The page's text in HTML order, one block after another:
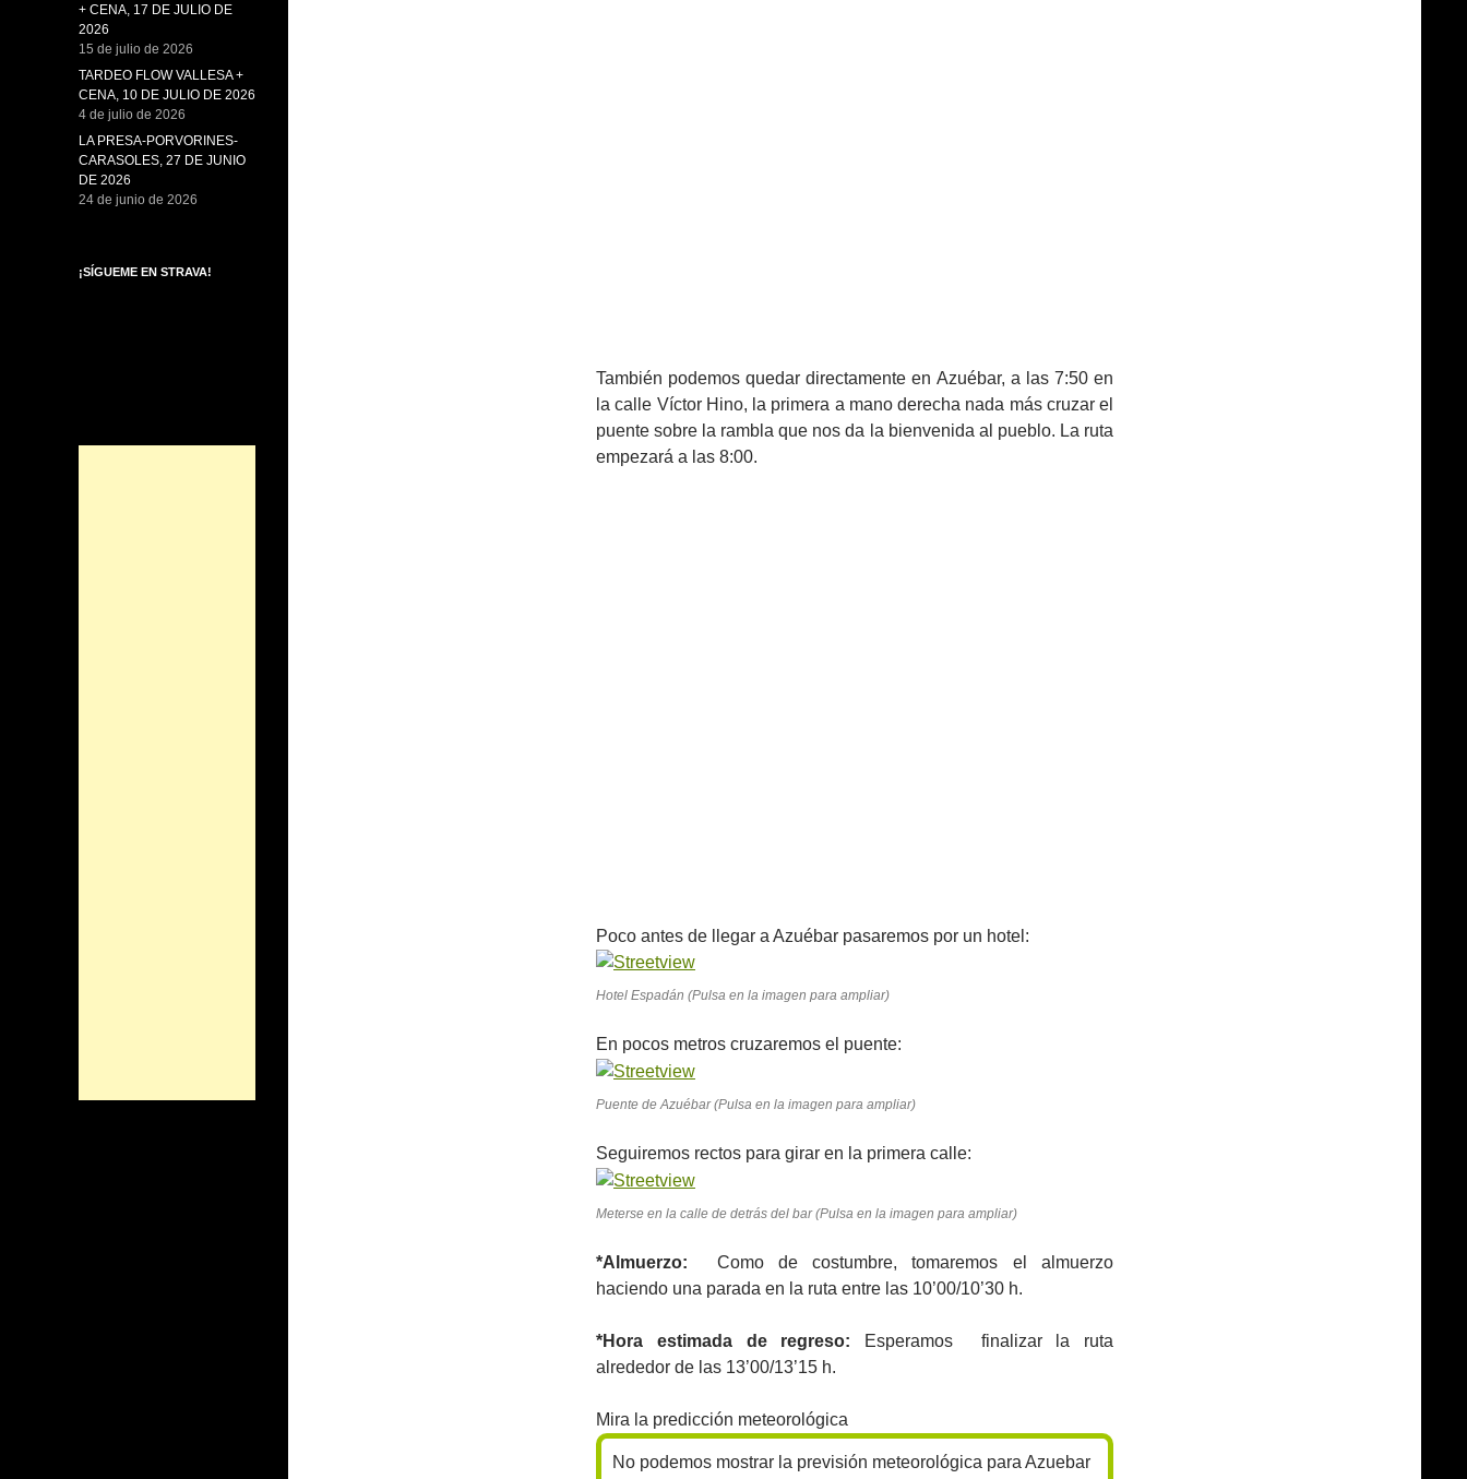
También podemos quedar directamente en Azuébar, a las 7:50 en
la calle Víctor Hino, la primera a mano derecha nada más cruzar el
puente sobre la rambla que nos da la bienvenida al pueblo. La ruta
empezará a las 8:00.
Poco antes de llegar a Azuébar pasaremos por un hotel:
Hotel Espadán (Pulsa en la imagen para ampliar)
En pocos metros cruzaremos el puente:
Puente de Azuébar (Pulsa en la imagen para ampliar)
Seguiremos rectos para girar en la primera calle:
Meterse en la calle de detrás del bar (Pulsa en la imagen para ampliar)
*Almuerzo: Como de costumbre, tomaremos el almuerzo
haciendo una parada en la ruta entre las 10’00/10’30 h.
*Hora estimada de regreso: Esperamos finalizar la ruta
alrededor de las 13’00/13’15 h.
Mira la predicción meteorológica
No podemos mostrar la previsión meteorológica para Azuebar
+ CENA, 17 DE JULIO DE
2026
15 de julio de 2026
TARDEO FLOW VALLESA +
CENA, 10 DE JULIO DE 2026
4 de julio de 2026
LA PRESA-PORVORINES-
CARASOLES, 27 DE JUNIO
DE 2026
24 de junio de 2026
¡SÍGUEME EN STRAVA!